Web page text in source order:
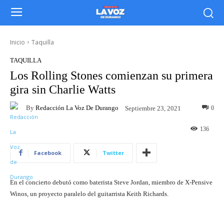
Inicio Taquilla
TAQUILLA
Los Rolling Stones comienzan su primera
gira sin Charlie Watts
By Redacción La Voz De Durango Septiembre 23, 2021 0
136
Facebook Twitter
En el concierto debutó como baterista Steve Jordan, miembro de X-Pensive
Winos, un proyecto paralelo del guitarrista Keith Richards.